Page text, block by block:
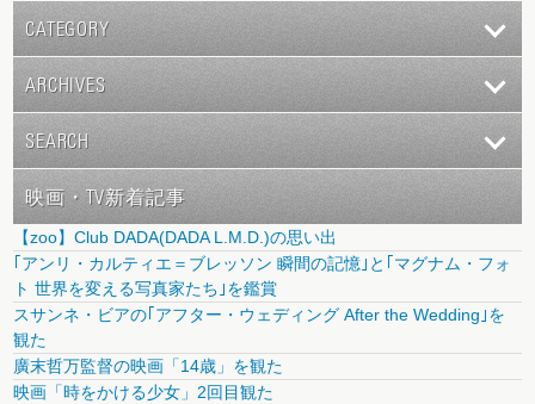
CATEGORY
ARCHIVES
SEARCH
映画・TV新着記事
【zoo】Club DADA(DADA L.M.D.)の思い出
｢アンリ・カルティエ＝ブレッソン 瞬間の記憶｣と｢マグナム・フォ
ト 世界を変える写真家たち｣を鑑賞
スサンネ・ビアの｢アフター・ウェディング After the Wedding｣を
観た
廣末哲万監督の映画「14歳」を観た
映画「時をかける少女」2回目観た